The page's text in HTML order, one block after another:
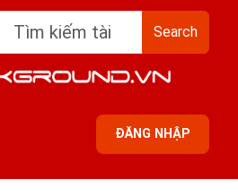
Search
ĐĂNG NHẬP